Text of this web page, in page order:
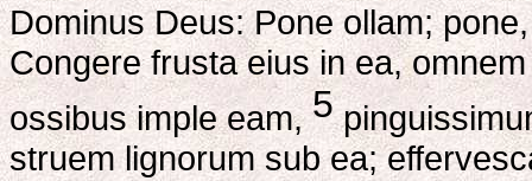
Dominus Deus: Pone ollam;
Congere frusta eius in ea,
ossibus imple eam,5
struem lignorum sub ea;